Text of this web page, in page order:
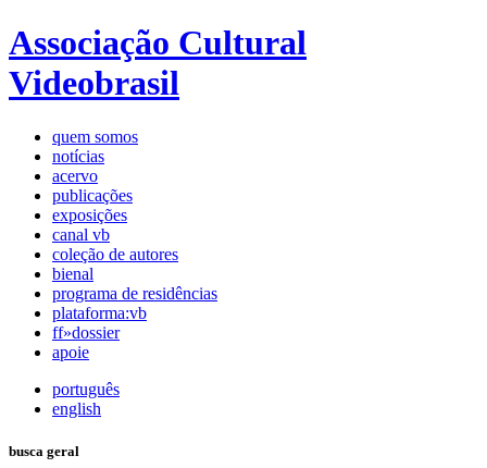
Associação Cultural
Videobrasil
quem somos
notícias
acervo
publicações
exposições
canal vb
coleção de autores
bienal
programa de residências
plataforma:vb
ff»dossier
apoie
português
english
busca geral